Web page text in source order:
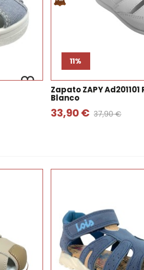
11%
Zapato ZAPY
Blanco
33,90 € 37,90 €